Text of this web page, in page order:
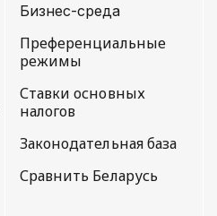
Бизнес-среда
Преференциальные
режимы
Ставки основных
налогов
Законодательная база
Сравнить Беларусь